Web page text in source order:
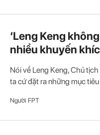
‘Leng Keng
nhiều khuyến
Nói về Leng Keng, Chủ
ta cứ đặt ra những mục
Người FPT